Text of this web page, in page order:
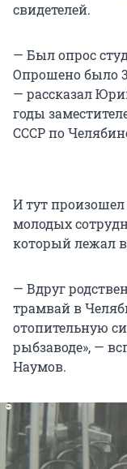
свидетелей.
— Был опрос
Опрошено было
— рассказал
годы
СССР по
И тут
молодых
который лежал
— Вдруг
трамвай в
отопительную
рыбзаводе», —
Наумов.